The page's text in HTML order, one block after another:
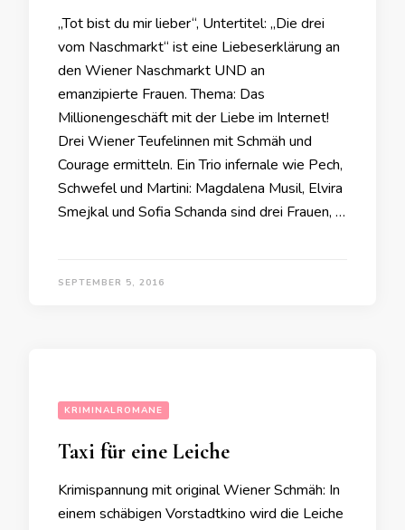
„Tot bist du mir lieber“, Untertitel: „Die drei
vom Naschmarkt“ ist eine Liebeserklärung an
den Wiener Naschmarkt UND an
emanzipierte Frauen. Thema: Das
Millionengeschäft mit der Liebe im Internet!
Drei Wiener Teufelinnen mit Schmäh und
Courage ermitteln. Ein Trio infernale wie Pech,
Schwefel und Martini: Magdalena Musil, Elvira
Smejkal und Sofia Schanda sind drei Frauen, …
SEPTEMBER 5, 2016
KRIMINALROMANE
Taxi für eine Leiche
Krimispannung mit original Wiener Schmäh: In
einem schäbigen Vorstadtkino wird die Leiche